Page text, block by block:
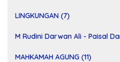
LINGKUNGAN (7)
M Rudini Darwan Ali - Paisal
MAHKAMAH AGUNG (11)